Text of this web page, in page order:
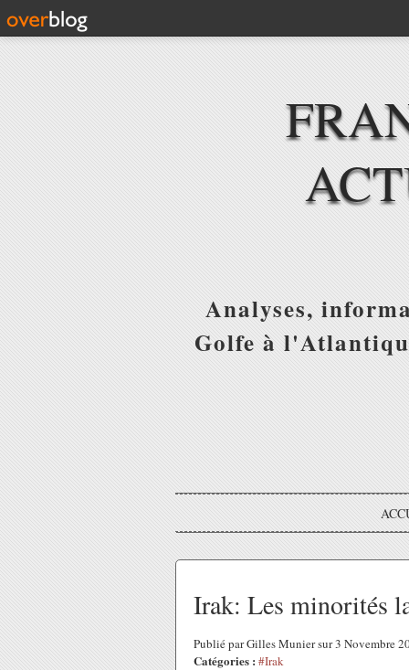
Analyses,
Golfe à
Irak: Les minorités
Publié par Gilles Munier sur 3 Novembre
Catégories : #Irak